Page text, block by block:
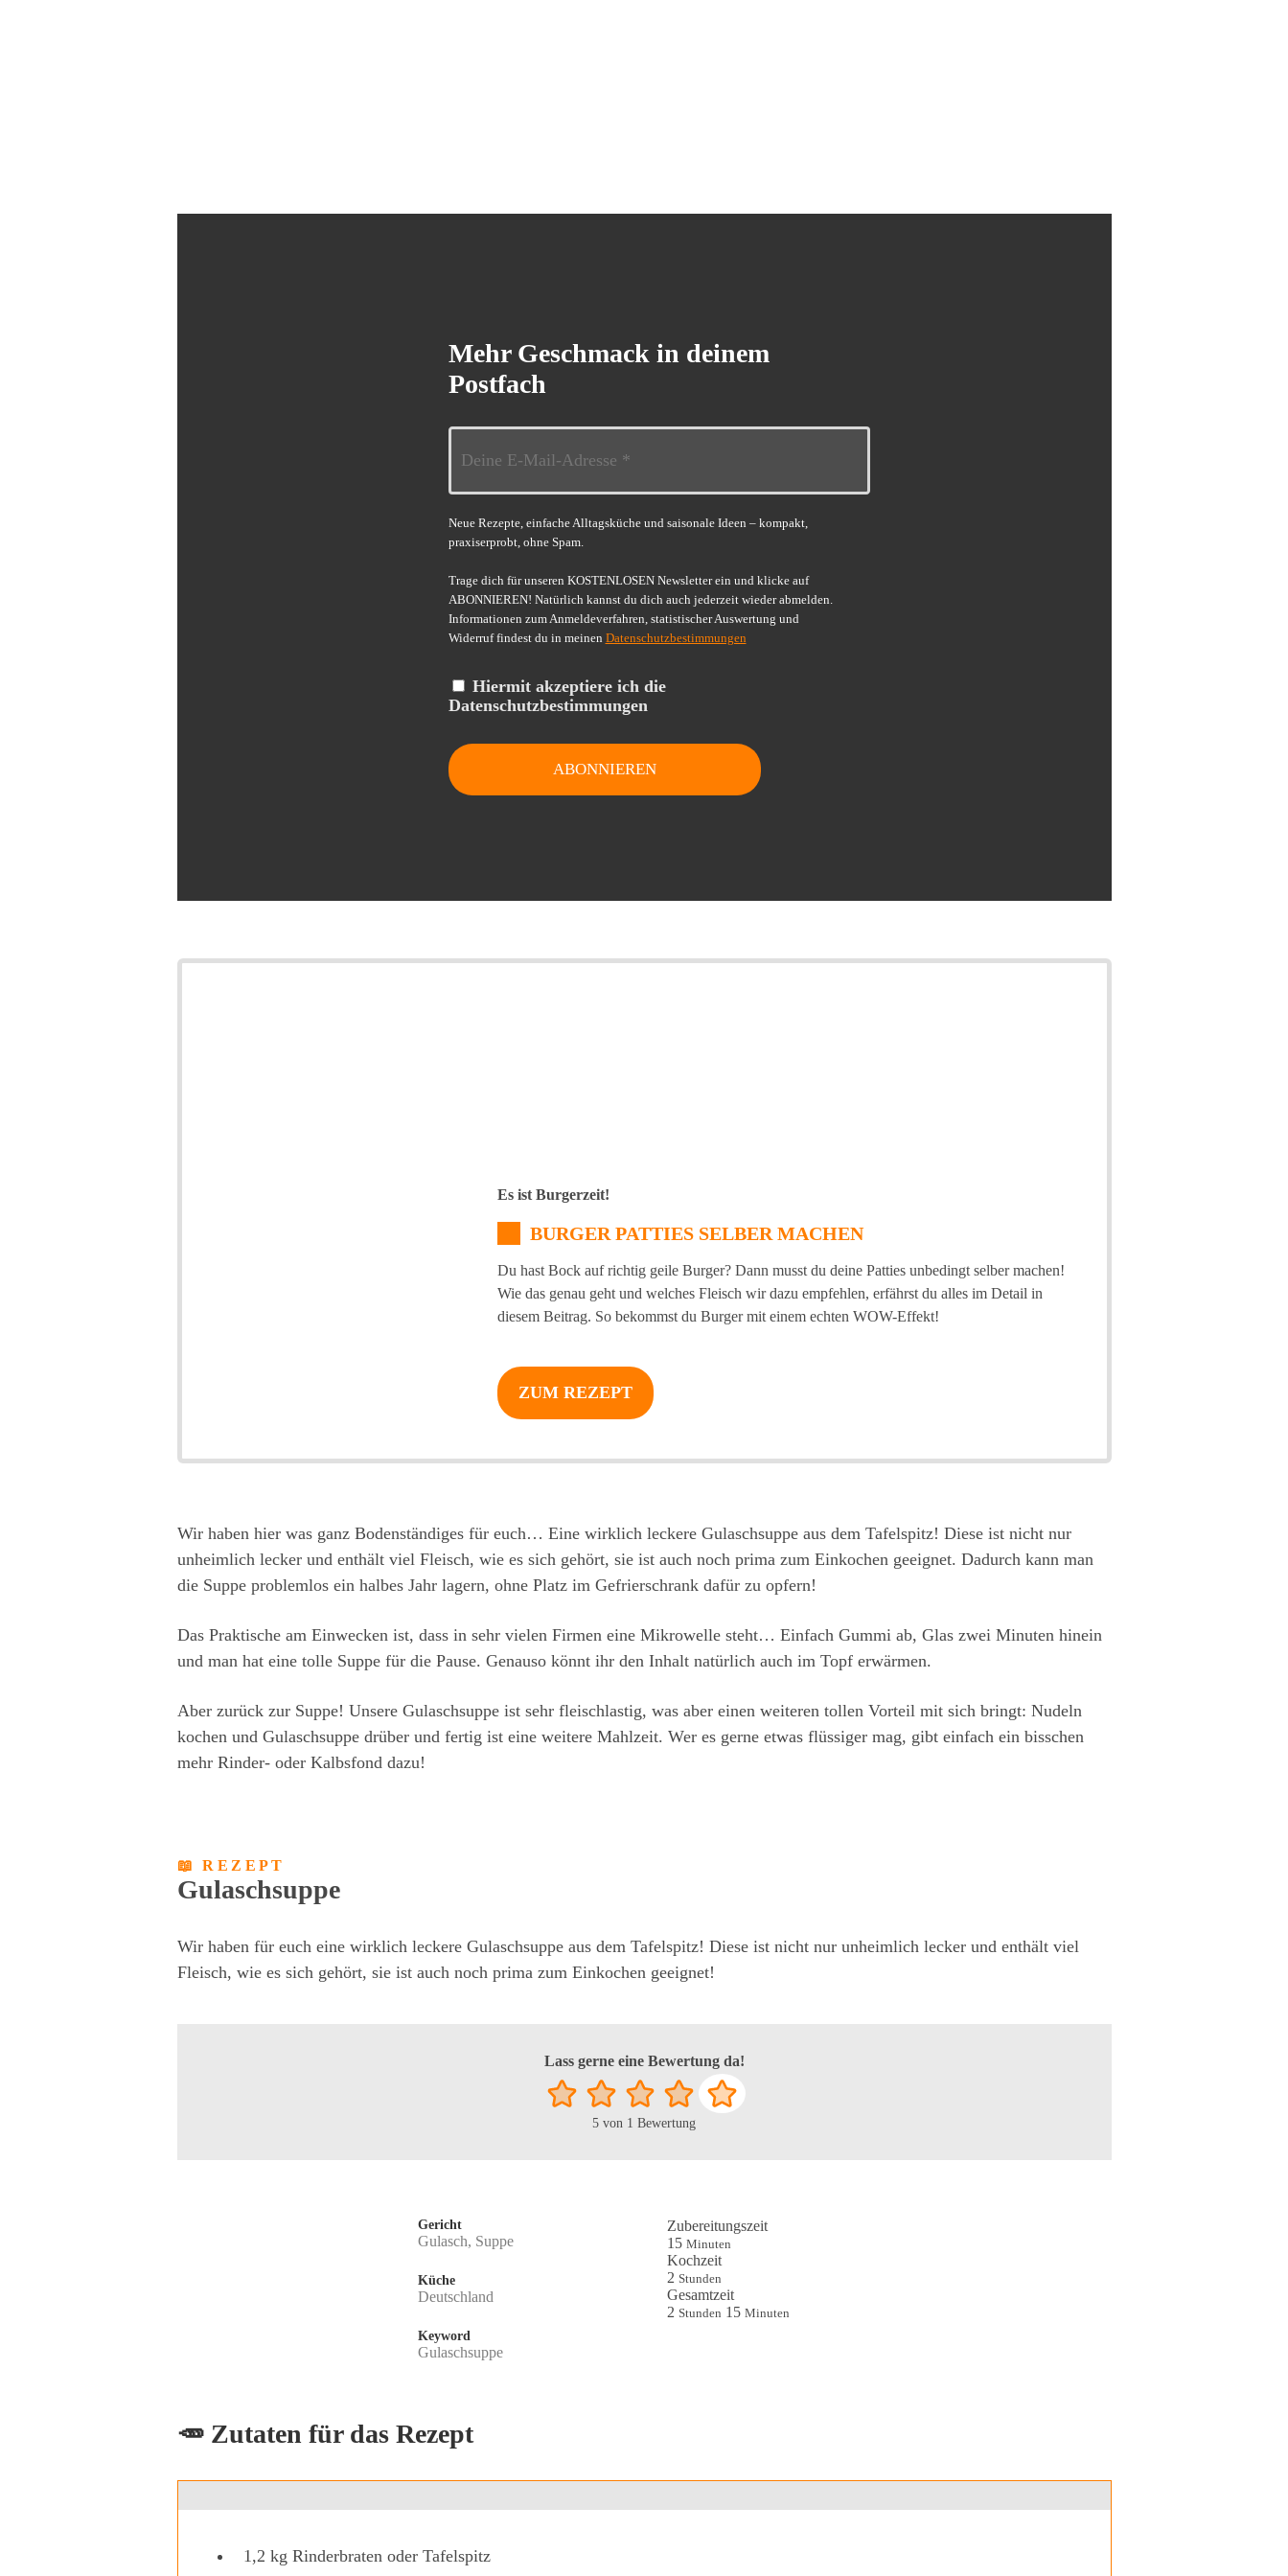
Mehr Geschmack in deinem
Postfach
Neue Rezepte, einfache Alltagsküche und saisonale Ideen – kompakt,
praxiserprobt, ohne Spam.
Trage dich für unseren KOSTENLOSEN Newsletter ein und klicke auf
ABONNIEREN! Natürlich kannst du dich auch jederzeit wieder abmelden.
Informationen zum Anmeldeverfahren, statistischer Auswertung und
Widerruf findest du in meinen Datenschutzbestimmungen
Hiermit akzeptiere ich die
Datenschutzbestimmungen
Es ist Burgerzeit!
BURGER PATTIES SELBER MACHEN
Du hast Bock auf richtig geile Burger? Dann musst du deine Patties unbedingt selber machen!
Wie das genau geht und welches Fleisch wir dazu empfehlen, erfährst du alles im Detail in
diesem Beitrag. So bekommst du Burger mit einem echten WOW-Effekt!
ZUM REZEPT
Wir haben hier was ganz Bodenständiges für euch… Eine wirklich leckere Gulaschsuppe aus dem Tafelspitz! Diese ist nicht nur
unheimlich lecker und enthält viel Fleisch, wie es sich gehört, sie ist auch noch prima zum Einkochen geeignet. Dadurch kann man
die Suppe problemlos ein halbes Jahr lagern, ohne Platz im Gefrierschrank dafür zu opfern!
Das Praktische am Einwecken ist, dass in sehr vielen Firmen eine Mikrowelle steht… Einfach Gummi ab, Glas zwei Minuten hinein
und man hat eine tolle Suppe für die Pause. Genauso könnt ihr den Inhalt natürlich auch im Topf erwärmen.
Aber zurück zur Suppe! Unsere Gulaschsuppe ist sehr fleischlastig, was aber einen weiteren tollen Vorteil mit sich bringt: Nudeln
kochen und Gulaschsuppe drüber und fertig ist eine weitere Mahlzeit. Wer es gerne etwas flüssiger mag, gibt einfach ein bisschen
mehr Rinder- oder Kalbsfond dazu!
📖 REZEPT
Gulaschsuppe
Wir haben für euch eine wirklich leckere Gulaschsuppe aus dem Tafelspitz! Diese ist nicht nur unheimlich lecker und enthält viel
Fleisch, wie es sich gehört, sie ist auch noch prima zum Einkochen geeignet!
Lass gerne eine Bewertung da!
5 von 1 Bewertung
Gericht
Gulasch, Suppe
Küche
Deutschland
Keyword
Gulaschsuppe
Zubereitungszeit
15Minuten
Minuten
Kochzeit
2Stunden
Stunden
Gesamtzeit
2Stunden
Stunden 15Minuten
Minuten
🥕 Zutaten für das Rezept
1,2 kg Rinderbraten oder Tafelspitz